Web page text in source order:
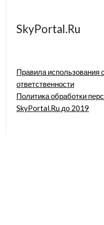
SkyPortal.Ru
Правила использования
ответственности
Политика обработки
SkyPortal.Ru до 2019